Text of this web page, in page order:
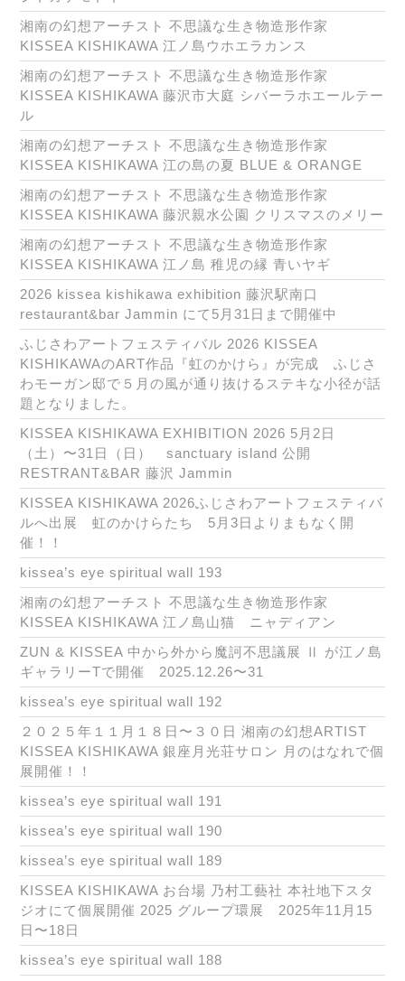
湘南の幻想アーチスト 不思議な生き物造形作家
KISSEA KISHIKAWA 江ノ島ウホエラカンス
湘南の幻想アーチスト 不思議な生き物造形作家
KISSEA KISHIKAWA 藤沢市大庭 シバーラホエールテー
ル
湘南の幻想アーチスト 不思議な生き物造形作家
KISSEA KISHIKAWA 江の島の夏 BLUE & ORANGE
湘南の幻想アーチスト 不思議な生き物造形作家
KISSEA KISHIKAWA 藤沢親水公園 クリスマスのメリー
湘南の幻想アーチスト 不思議な生き物造形作家
KISSEA KISHIKAWA 江ノ島 稚児の縁 青いヤギ
2026 kissea kishikawa exhibition 藤沢駅南口
restaurant&bar Jammin にて5月31日まで開催中
ふじさわアートフェスティバル 2026 KISSEA
KISHIKAWAのART作品『虹のかけら』が完成 ふじさ
わモーガン邸で５月の風が通り抜けるステキな小径が話
題となりました。
KISSEA KISHIKAWA EXHIBITION 2026 5月2日
（土）〜31日（日） sanctuary island 公開
RESTRANT&BAR 藤沢 Jammin
KISSEA KISHIKAWA 2026ふじさわアートフェスティバ
ルへ出展 虹のかけらたち 5月3日よりまもなく開
催！！
kissea’s eye spiritual wall 193
湘南の幻想アーチスト 不思議な生き物造形作家
KISSEA KISHIKAWA 江ノ島山猫 ニャディアン
ZUN & KISSEA 中から外から魔訶不思議展 Ⅱ が江ノ島
ギャラリーTで開催 2025.12.26〜31
kissea’s eye spiritual wall 192
２０２５年１１月１８日〜３０日 湘南の幻想ARTIST
KISSEA KISHIKAWA 銀座月光荘サロン 月のはなれで個
展開催！！
kissea’s eye spiritual wall 191
kissea’s eye spiritual wall 190
kissea’s eye spiritual wall 189
KISSEA KISHIKAWA お台場 乃村工藝社 本社地下スタ
ジオにて個展開催 2025 グループ環展 2025年11月15
日〜18日
kissea’s eye spiritual wall 188